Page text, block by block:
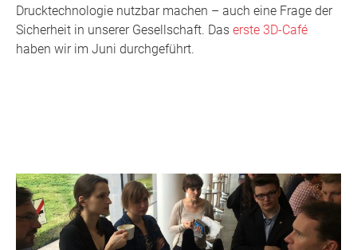
Drucktechnologie nutzbar machen – auch eine Frage der
Sicherheit in unserer Gesellschaft. Das erste 3D-Café
haben wir im Juni durchgeführt.